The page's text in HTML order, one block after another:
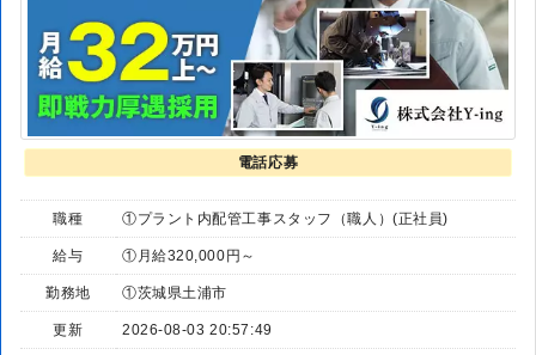
電話応募
職種 ①プラント内配管工事スタッフ（職人）(正社員)
給与 ①月給320,000円～
勤務地 ①茨城県土浦市
更新 2026-08-03 20:57:49